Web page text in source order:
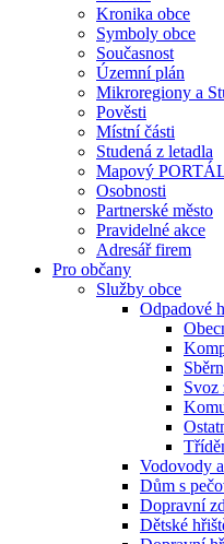
Kronika obce
Symboly obce
Současnost
Územní plán
Mikroregiony a
Pověsti
Místní části
Studená z letadla
Mapový
Osobnosti
Partnerské město
Pravidelné akce
Adresář firem
Pro občany
Služby obce
Odpadové
Svoz
Vodovody
Dům s
Dopravní
Dětské